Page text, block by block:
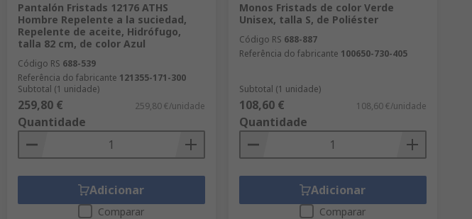
Pantalón Fristads 12176 ATHS
Hombre Repelente a la suciedad,
Repelente de aceite, Hidrófugo,
talla 82 cm, de color Azul
Código RS 688-539
Referência do fabricante 121355-171-300
Subtotal (1 unidade)
259,80 € 259,80 €/unidade
Quantidade
Adicionar
Comparar
Monos Fristads de color Verde
Unisex, talla S, de Poliéster
Código RS 688-887
Referência do fabricante 100650-730-405
Subtotal (1 unidade)
108,60 € 108,60 €/unidade
Quantidade
Adicionar
Comparar